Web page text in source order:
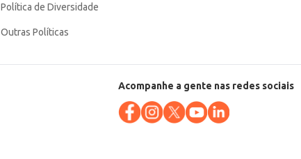
Política de Diversidade
Outras Políticas
Acompanhe a gente nas redes sociais